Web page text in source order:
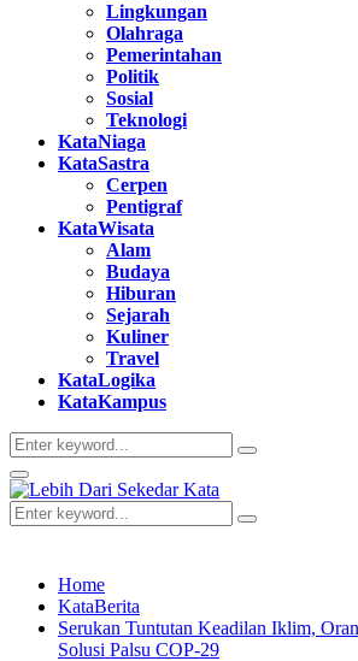
Lingkungan
Olahraga
Pemerintahan
Politik
Sosial
Teknologi
KataNiaga
KataSastra
Cerpen
Pentigraf
KataWisata
Alam
Budaya
Hiburan
Sejarah
Kuliner
Travel
KataLogika
KataKampus
Search
for:
Search
Primary
Menu
Search
for:
Search
Home
KataBerita
Serukan Tuntutan Keadilan Iklim,
Solusi Palsu COP-29